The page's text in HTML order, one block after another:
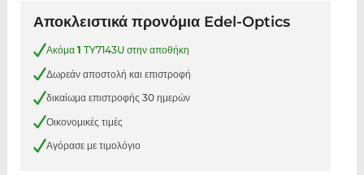
Αποκλειστικά προνόμια Edel-Optics
Ακόμα 1 TY7143U στην αποθήκη
Δωρεάν αποστολή και επιστροφή
δικαίωμα επιστροφής 30 ημερών
Οικονομικές τιμές
Αγόρασε με τιμολόγιο